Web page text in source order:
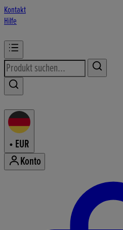
Kontakt
Hilfe
• EUR
Konto